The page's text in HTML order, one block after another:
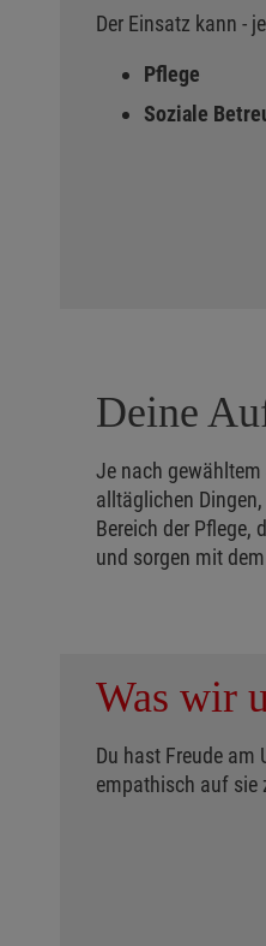
Der Einsatz kann -
Pflege
Soziale
Deine
Je nach
alltäglichen
Bereich der Pflege,
und sorgen mit
Was wir
Du hast Freude am
empathisch auf sie